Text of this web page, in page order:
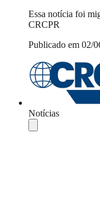
Essa notícia foi
CRCPR
Publicado em 02/
Notícias
Compartilhar